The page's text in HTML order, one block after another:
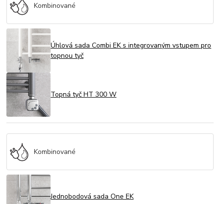
Kombinované
Úhlová sada Combi EK s integrovaným vstupem pro
topnou tyč
Topná tyč HT 300 W
Kombinované
Jednobodová sada One EK